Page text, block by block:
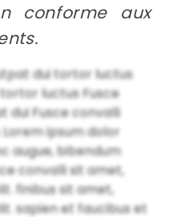
conforme aux
dui tortor luctus
luctus Fusce
dui Fusce convalli
ipsum dolor
augue, bibendum
convalli sit amet,
finibus sit amet,
sapien et faucibus et